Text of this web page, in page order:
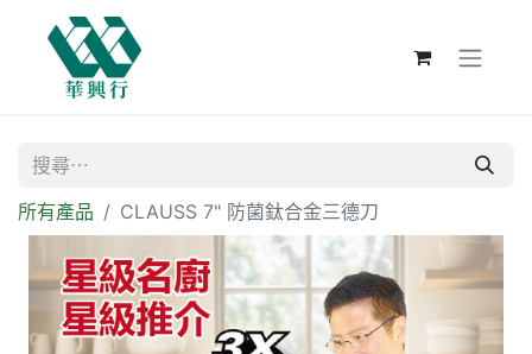
所有產品 CLAUSS 7" 防菌鈦合金三德刀